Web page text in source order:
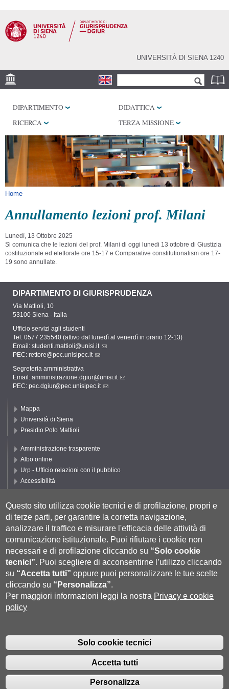
contenuto
principale
UNIVERSITÀ DI SIENA 1240
Form di ricerca
BIBLIOTECHE
SERVIZI
DIPARTIMENTO
DIDATTICA
RICERCA
TERZA MISSIONE
Tu sei qui
Home
Annullamento lezioni prof. Milani
Lunedì, 13 Ottobre 2025
Si comunica che le lezioni del prof. Milani di oggi lunedi 13 ottobre di Giustizia
costituzionale ed elettorale ore 15-17 e Comparative constitutionalism ore 17-
19 sono annullate.
DIPARTIMENTO DI GIURISPRUDENZA
Via Mattioli, 10
53100 Siena - Italia
Ufficio servizi agli studenti
Tel. 0577 235540 (attivo dal lunedì al venerdì in orario 12-13)
Email: studenti.mattioli@unisi.it
PEC: rettore@pec.unisipec.it
Segreteria amministrativa
Email: amministrazione.dgiur@unisi.it
PEC: pec.dgiur@pec.unisipec.it
Mappa
Università di Siena
Presidio Polo Mattioli
Amministrazione trasparente
Albo online
Urp - Ufficio relazioni con il pubblico
Accessibilità
Cookie settings
Segui UNISI
P.IVA 00273530527 | C.F. 80002070524 |Coordinate bancarie|Caselle
Pec: Posta Elettronica Certificata|Fatturazione Elettronica
- URP - Ufficio Relazioni con il Pubblico Tel.
0577 235555 (dal lunedì al venerdì dalle 9.30 alle 10.30)
Questo sito utilizza cookie tecnici e di profilazione, propri e
di terze parti, per garantire la corretta navigazione,
analizzare il traffico e misurare l'efficacia delle attività di
comunicazione istituzionale. Puoi rifiutare i cookie non
necessari e di profilazione cliccando su “Solo cookie
tecnici”. Puoi scegliere di acconsentirne l’utilizzo cliccando
su “Accetta tutti” oppure puoi personalizzare le tue scelte
cliccando su “Personalizza”.
Per maggiori informazioni leggi la nostra Privacy e cookie
policy
Solo cookie tecnici
Accetta tutti
Personalizza